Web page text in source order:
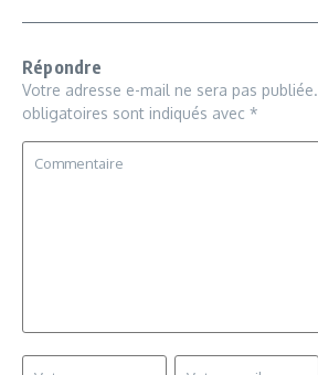
Répondre
Votre adresse e-mail ne sera pas publiée.
obligatoires sont indiqués avec *